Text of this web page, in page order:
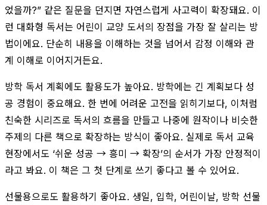
었을까?” 같은 질문을 던지면 자연스럽게 사고력이 확장돼요. 이
런 대화형 독서는 어린이 교양 도서의 장점을 가장 잘 살리는 방
법이에요. 단순히 내용을 이해하는 것을 넘어서 감정 이해와 관
계 이해로 이어지거든요.
방학 독서 계획에도 활용도가 높아요. 방학에는 긴 계획보다 성
공 경험이 중요해요. 한 번에 어려운 고전을 읽히기보다, 이처럼
친숙한 시리즈로 독서의 흐름을 만들고 나중에 원작이나 비슷한
주제의 다른 책으로 확장하는 방식이 좋아요. 실제로 독서 교육
현장에서도 ‘쉬운 성공 → 흥미 → 확장’의 순서가 가장 안정적이
라고 봐요. 이 책은 그 첫 단계로 쓰기 좋다고 볼 수 있어요.
선물용으로도 활용하기 좋아요. 생일, 입학, 어린이날, 방학 선물